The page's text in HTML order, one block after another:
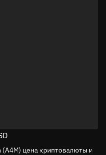
цена криптовалюты и